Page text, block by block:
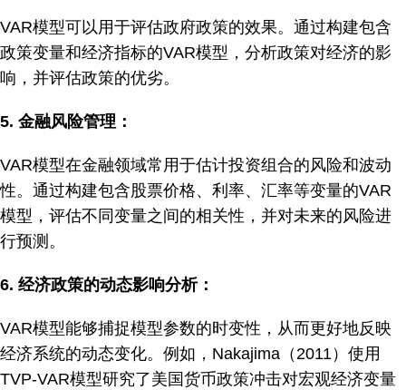
VAR模型可以用于评估政府政策的效果。通过构建包含
政策变量和经济指标的VAR模型，分析政策对经济的影
响，并评估政策的优劣。
5. 金融风险管理：
VAR模型在金融领域常用于估计投资组合的风险和波动
性。通过构建包含股票价格、利率、汇率等变量的VAR
模型，评估不同变量之间的相关性，并对未来的风险进
行预测。
6. 经济政策的动态影响分析：
VAR模型能够捕捉模型参数的时变性，从而更好地反映
经济系统的动态变化。例如，Nakajima（2011）使用
TVP-VAR模型研究了美国货币政策冲击对宏观经济变量